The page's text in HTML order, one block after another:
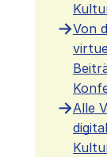
Von
Alle